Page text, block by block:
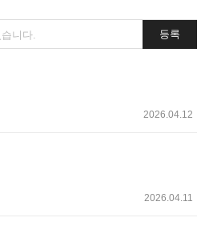
등록
2026.04.12
2026.04.11